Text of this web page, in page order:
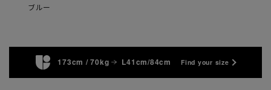
ブルー
173cm / 70kg L41cm/84cm Find your size